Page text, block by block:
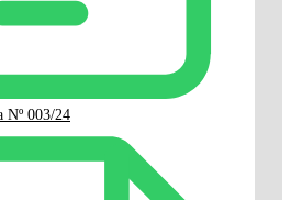
Nº 003/24